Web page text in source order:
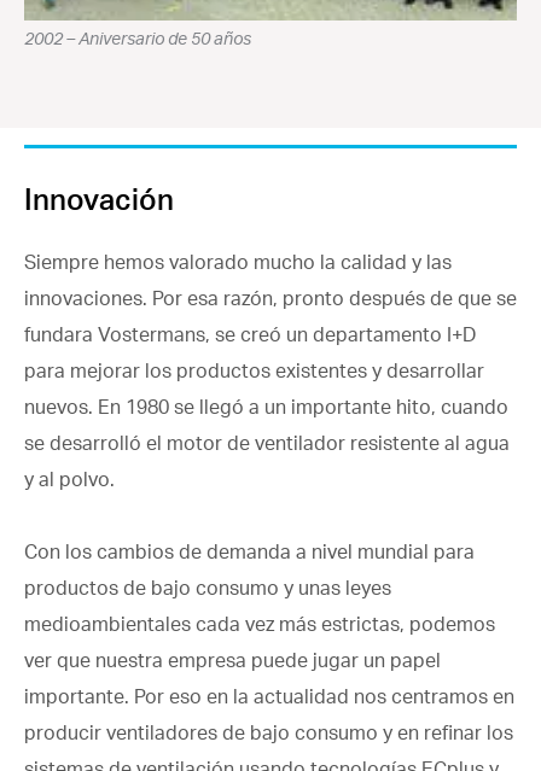
2002 – Aniversario de 50 años
Innovación
Siempre hemos valorado mucho la calidad y las
innovaciones. Por esa razón, pronto después de que se
fundara Vostermans, se creó un departamento I+D
para mejorar los productos existentes y desarrollar
nuevos. En 1980 se llegó a un importante hito, cuando
se desarrolló el motor de ventilador resistente al agua
y al polvo.
Con los cambios de demanda a nivel mundial para
productos de bajo consumo y unas leyes
medioambientales cada vez más estrictas, podemos
ver que nuestra empresa puede jugar un papel
importante. Por eso en la actualidad nos centramos en
producir ventiladores de bajo consumo y en refinar los